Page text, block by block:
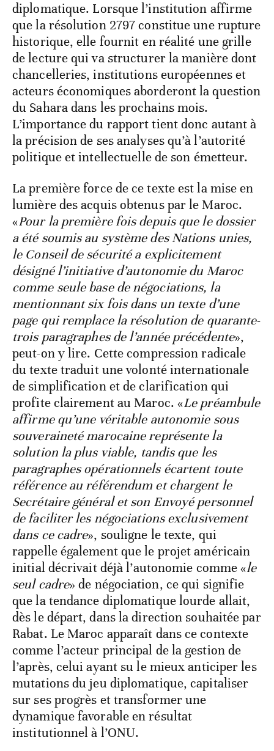
diplomatique. Lorsque l’institution affirme
que la résolution 2797 constitue une rupture
historique, elle fournit en réalité une grille
de lecture qui va structurer la manière dont
chancelleries, institutions européennes et
acteurs économiques aborderont la question
du Sahara dans les prochains mois.
L’importance du rapport tient donc autant à
la précision de ses analyses qu’à l’autorité
politique et intellectuelle de son émetteur.
La première force de ce texte est la mise en
lumière des acquis obtenus par le Maroc.
«Pour la première fois depuis que le dossier
a été soumis au système des Nations unies,
le Conseil de sécurité a explicitement
désigné l’initiative d’autonomie du Maroc
comme seule base de négociations, la
mentionnant six fois dans un texte d’une
page qui remplace la résolution de quarante-
trois paragraphes de l’année précédente»,
peut-on y lire. Cette compression radicale
du texte traduit une volonté internationale
de simplification et de clarification qui
profite clairement au Maroc. «Le préambule
affirme qu’une véritable autonomie sous
souveraineté marocaine représente la
solution la plus viable, tandis que les
paragraphes opérationnels écartent toute
référence au référendum et chargent le
Secrétaire général et son Envoyé personnel
de faciliter les négociations exclusivement
dans ce cadre», souligne le texte, qui
rappelle également que le projet américain
initial décrivait déjà l’autonomie comme «le
seul cadre» de négociation, ce qui signifie
que la tendance diplomatique lourde allait,
dès le départ, dans la direction souhaitée par
Rabat. Le Maroc apparaît dans ce contexte
comme l’acteur principal de la gestion de
l’après, celui ayant su le mieux anticiper les
mutations du jeu diplomatique, capitaliser
sur ses progrès et transformer une
dynamique favorable en résultat
institutionnel à l’ONU.